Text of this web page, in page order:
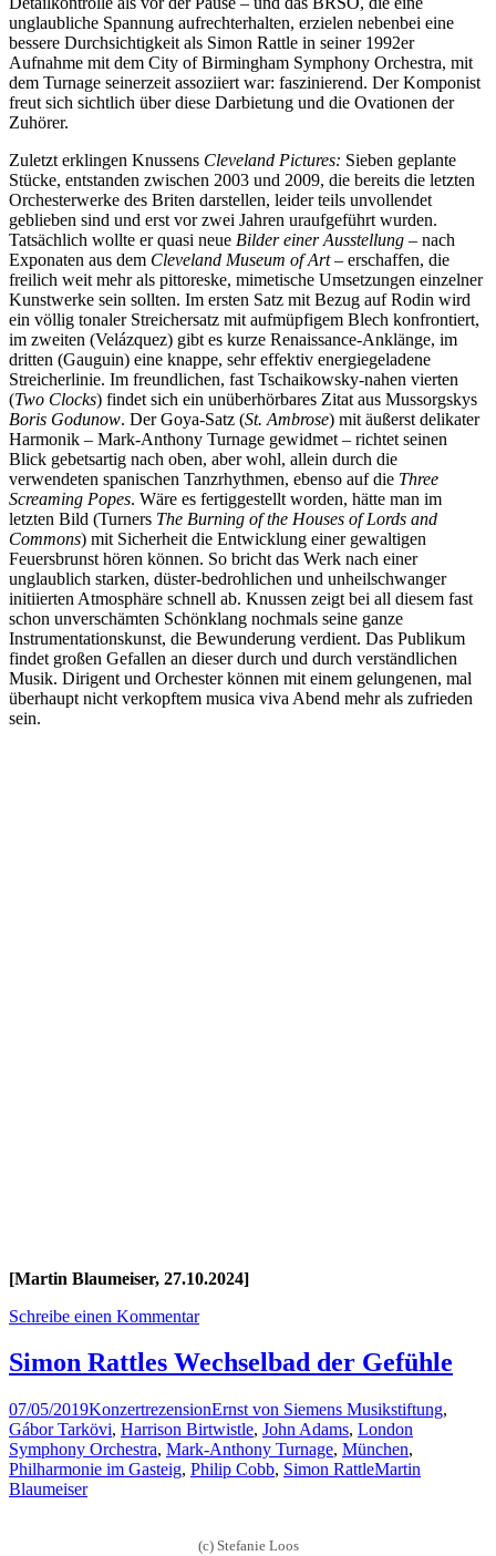
unglaubliche Spannung aufrechterhalten, erzielen nebenbei eine
bessere Durchsichtigkeit als Simon Rattle in seiner 1992er
Aufnahme mit dem City of Birmingham Symphony Orchestra, mit
dem Turnage seinerzeit assoziiert war: faszinierend. Der Komponist
freut sich sichtlich über diese Darbietung und die Ovationen der
Zuhörer.
Zuletzt erklingen Knussens Cleveland Pictures: Sieben geplante
Stücke, entstanden zwischen 2003 und 2009, die bereits die letzten
Orchesterwerke des Briten darstellen, leider teils unvollendet
geblieben sind und erst vor zwei Jahren uraufgeführt wurden.
Tatsächlich wollte er quasi neue Bilder einer Ausstellung – nach
Exponaten aus dem Cleveland Museum of Art– erschaffen, die
freilich weit mehr als pittoreske, mimetische Umsetzungen einzelner
Kunstwerke sein sollten. Im ersten Satz mit Bezug auf Rodin wird
ein völlig tonaler Streichersatz mit aufmüpfigem Blech konfrontiert,
im zweiten (Velázquez) gibt es kurze Renaissance-Anklänge, im
dritten (Gauguin) eine knappe, sehr effektiv energiegeladene
Streicherlinie. Im freundlichen, fast Tschaikowsky-nahen vierten
(Two Clocks) findet sich ein unüberhörbares Zitat aus Mussorgskys
Boris Godunow. Der Goya-Satz (St. Ambrose) mit äußerst delikater
Harmonik – Mark-Anthony Turnage gewidmet – richtet seinen
Blick gebetsartig nach oben, aber wohl, allein durch die
verwendeten spanischen Tanzrhythmen, ebenso auf die Three
Screaming Popes. Wäre es fertiggestellt worden, hätte man im
letzten Bild (Turners The Burning of the Houses of Lords and
Commons) mit Sicherheit die Entwicklung einer gewaltigen
Feuersbrunst hören können. So bricht das Werk nach einer
unglaublich starken, düster-bedrohlichen und unheilschwanger
initiierten Atmosphäre schnell ab. Knussen zeigt bei all diesem fast
schon unverschämten Schönklang nochmals seine ganze
Instrumentationskunst, die Bewunderung verdient. Das Publikum
findet großen Gefallen an dieser durch und durch verständlichen
Musik. Dirigent und Orchester können mit einem gelungenen, mal
überhaupt nicht verkopftem musica viva Abend mehr als zufrieden
sein.
[Martin Blaumeiser, 27.10.2024]
Schreibe einen Kommentar
Simon Rattles Wechselbad der Gefühle
07/05/2019KonzertrezensionErnst von Siemens Musikstiftung,
Gábor Tarkövi, Harrison Birtwistle, John Adams, London
Symphony Orchestra, Mark-Anthony Turnage, München,
Philharmonie im Gasteig, Philip Cobb, Simon RattleMartin
Blaumeiser
(c) Stefanie Loos